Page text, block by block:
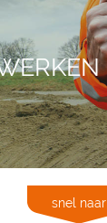
snel naar